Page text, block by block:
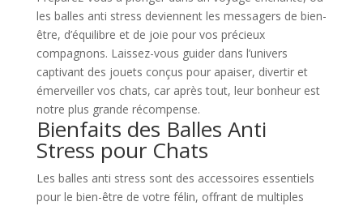
les balles anti stress deviennent les messagers de bien-
être, d’équilibre et de joie pour vos précieux
compagnons. Laissez-vous guider dans l’univers
captivant des jouets conçus pour apaiser, divertir et
émerveiller vos chats, car après tout, leur bonheur est
notre plus grande récompense.
Bienfaits des Balles Anti
Stress pour Chats
Les balles anti stress sont des accessoires essentiels
pour le bien-être de votre félin, offrant de multiples